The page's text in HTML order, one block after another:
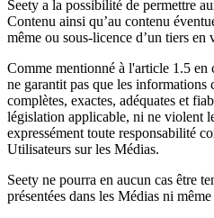
Seety a la possibilité de permettre
Contenu ainsi qu’au contenu
même ou sous-licence d’un tiers
Comme mentionné à l'article 1.5 en
ne garantit pas que les informations
complètes, exactes, adéquates et
législation applicable, ni ne violent
expressément toute responsabilité
Utilisateurs sur les Médias.
Seety ne pourra en aucun cas être
présentées dans les Médias ni